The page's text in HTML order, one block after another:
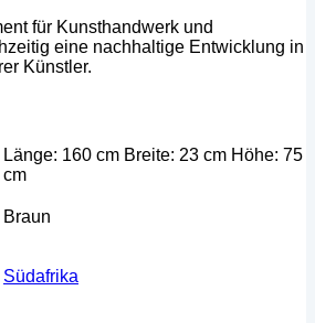
für Kunsthandwerk und
eine nachhaltige Entwicklung in
Künstler.
Länge: 160 cm Breite: 23 cm Höhe: 75
cm
Braun
Südafrika